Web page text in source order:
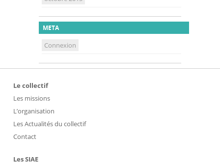
META
Connexion
Le collectif
Les missions
L’organisation
Les Actualités du collectif
Contact
Les SIAE